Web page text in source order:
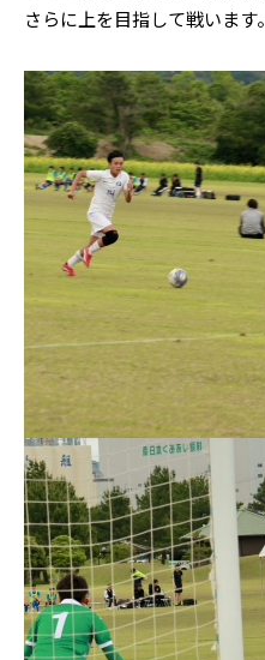
さらに上を目指して戦います。